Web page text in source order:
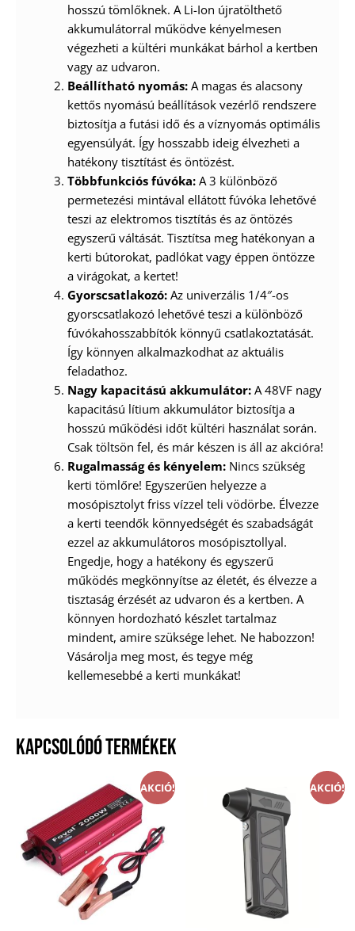
hosszú tömlőknek. A Li-Ion újratölthető
akkumulátorral működve kényelmesen
végezheti a kültéri munkákat bárhol a kertben
vagy az udvaron.
Beállítható nyomás: A magas és alacsony
kettős nyomású beállítások vezérlő rendszere
biztosítja a futási idő és a víznyomás optimális
egyensúlyát. Így hosszabb ideig élvezheti a
hatékony tisztítást és öntözést.
Többfunkciós fúvóka: A 3 különböző
permetezési mintával ellátott fúvóka lehetővé
teszi az elektromos tisztítás és az öntözés
egyszerű váltását. Tisztítsa meg hatékonyan a
kerti bútorokat, padlókat vagy éppen öntözze
a virágokat, a kertet!
Gyorscsatlakozó: Az univerzális 1/4″-os
gyorscsatlakozó lehetővé teszi a különböző
fúvókahosszabbítók könnyű csatlakoztatását.
Így könnyen alkalmazkodhat az aktuális
feladathoz.
Nagy kapacitású akkumulátor: A 48VF nagy
kapacitású lítium akkumulátor biztosítja a
hosszú működési időt kültéri használat során.
Csak töltsön fel, és már készen is áll az akcióra!
Rugalmasság és kényelem: Nincs szükség
kerti tömlőre! Egyszerűen helyezze a
mosópisztolyt friss vízzel teli vödörbe. Élvezze
a kerti teendők könnyedségét és szabadságát
ezzel az akkumulátoros mosópisztollyal.
Engedje, hogy a hatékony és egyszerű
működés megkönnyítse az életét, és élvezze a
tisztaság érzését az udvaron és a kertben. A
könnyen hordozható készlet tartalmaz
mindent, amire szüksége lehet. Ne habozzon!
Vásárolja meg most, és tegye még
kellemesebbé a kerti munkákat!
KAPCSOLÓDÓ TERMÉKEK
AKCIÓ! AKCIÓ!